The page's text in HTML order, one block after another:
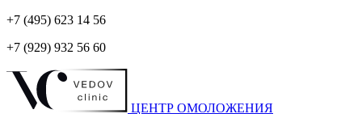
+7 (495) 623 14 56
+7 (929) 932 56 60
ЦЕНТР ОМОЛОЖЕНИЯ